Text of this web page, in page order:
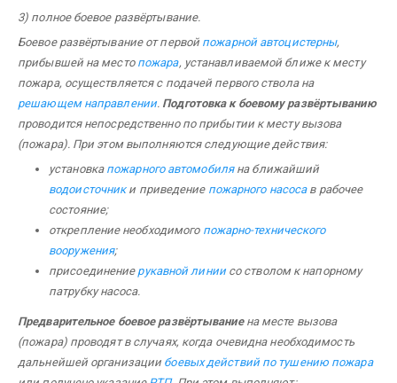
3) полное боевое развёртывание.
Боевое развёртывание от первой пожарной автоцистерны,
прибывшей на место пожара, устанавливаемой ближе к месту
пожара, осуществляется с подачей первого ствола на
решающем направлении. Подготовка к боевому развёртыванию
проводится непосредственно по прибытии к месту вызова
(пожара). При этом выполняются следующие действия:
установка пожарного автомобиляна ближайший
водоисточники приведение пожарного насосав рабочее
состояние;
открепление необходимого пожарно-технического
вооружения;
присоединение рукавной линиисо стволом к напорному
патрубку насоса.
Предварительное боевое развёртываниена месте вызова
(пожара) проводят в случаях, когда очевидна необходимость
дальнейшей организации боевых действий по тушению пожара